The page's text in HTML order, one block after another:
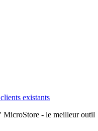
existants
MicroStore - le meilleur outil